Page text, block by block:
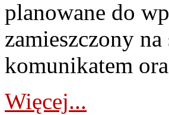
planowane do
zamieszczony
komunikatem
Więcej...